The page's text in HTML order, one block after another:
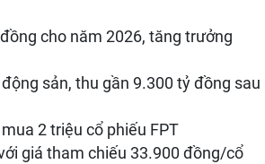
cho năm 2026, tăng trưởng
sản, thu gần 9.300 tỷ đồng sau
2 triệu cổ phiếu FPT
giá tham chiếu 33.900 đồng/cổ